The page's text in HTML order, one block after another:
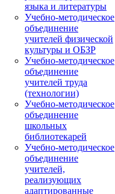
языка и литературы
Учебно-методическое
объединение
учителей физической
культуры и ОБЗР
Учебно-методическое
объединение
учителей труда
(технологии)
Учебно-методическое
объединение
школьных
библиотекарей
Учебно-методическое
объединение
учителей,
реализующих
адаптированные